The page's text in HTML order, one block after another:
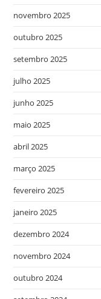
novembro 2025
outubro 2025
setembro 2025
julho 2025
junho 2025
maio 2025
abril 2025
março 2025
fevereiro 2025
janeiro 2025
dezembro 2024
novembro 2024
outubro 2024